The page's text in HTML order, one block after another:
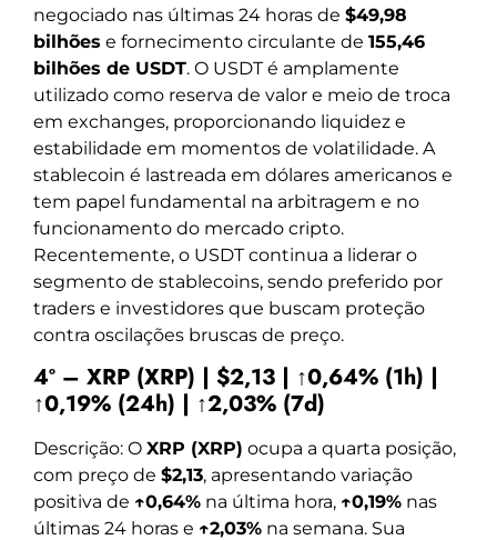
negociado nas últimas 24 horas de $49,98
bilhões e fornecimento circulante de 155,46
bilhões de USDT. O USDT é amplamente
utilizado como reserva de valor e meio de troca
em exchanges, proporcionando liquidez e
estabilidade em momentos de volatilidade. A
stablecoin é lastreada em dólares americanos e
tem papel fundamental na arbitragem e no
funcionamento do mercado cripto.
Recentemente, o USDT continua a liderar o
segmento de stablecoins, sendo preferido por
traders e investidores que buscam proteção
contra oscilações bruscas de preço.
4º – XRP (XRP) | $2,13 | ↑0,64% (1h) |
↑0,19% (24h) | ↑2,03% (7d)
Descrição: O XRP (XRP) ocupa a quarta posição,
com preço de $2,13, apresentando variação
positiva de ↑0,64% na última hora, ↑0,19% nas
últimas 24 horas e ↑2,03% na semana. Sua